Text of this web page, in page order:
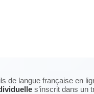
de langue française en
s’inscrit dans un